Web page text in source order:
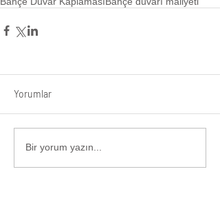
Yorumlar
Bir yorum yazın...